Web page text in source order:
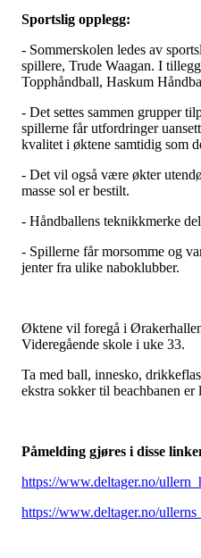
Sportslig opplegg:
- Sommerskolen ledes av
spillere, Trude Waagan. I
Topphåndball, Haskum
- Det settes sammen grupper
spillerne får utfordringer
kvalitet i øktene samtidig som
- Det vil også være økter
masse sol er bestilt.
- Håndballens teknikkmerke
- Spillerne får morsomme og
jenter fra ulike naboklubber.
Øktene vil foregå i
Videregående skole i uke 33.
Ta med ball, innesko,
ekstra sokker til beachbanen er
Påmelding gjøres i disse
https://www.deltager.no/
https://www.deltager.no/